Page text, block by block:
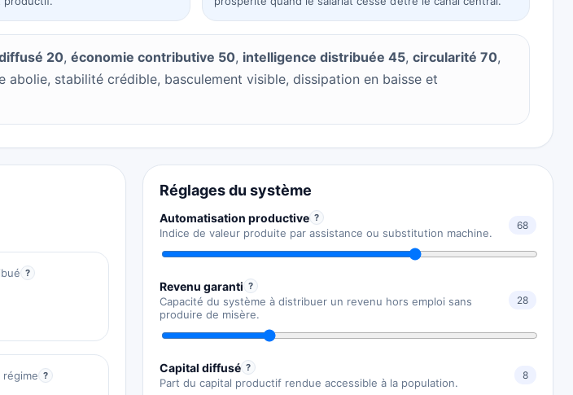
20, économie contributive 50, intelligence distribuée 45, circularité 70,
abolie, stabilité crédible, basculement visible, dissipation en baisse et
?
?
Réglages du système
Automatisation productive ?
Indice de valeur produite par assistance ou substitution machine.
68
Revenu garanti ?
Capacité du système à distribuer un revenu hors emploi sans
produire de misère.
28
Capital diffusé ?
Part du capital productif rendue accessible à la population.
8